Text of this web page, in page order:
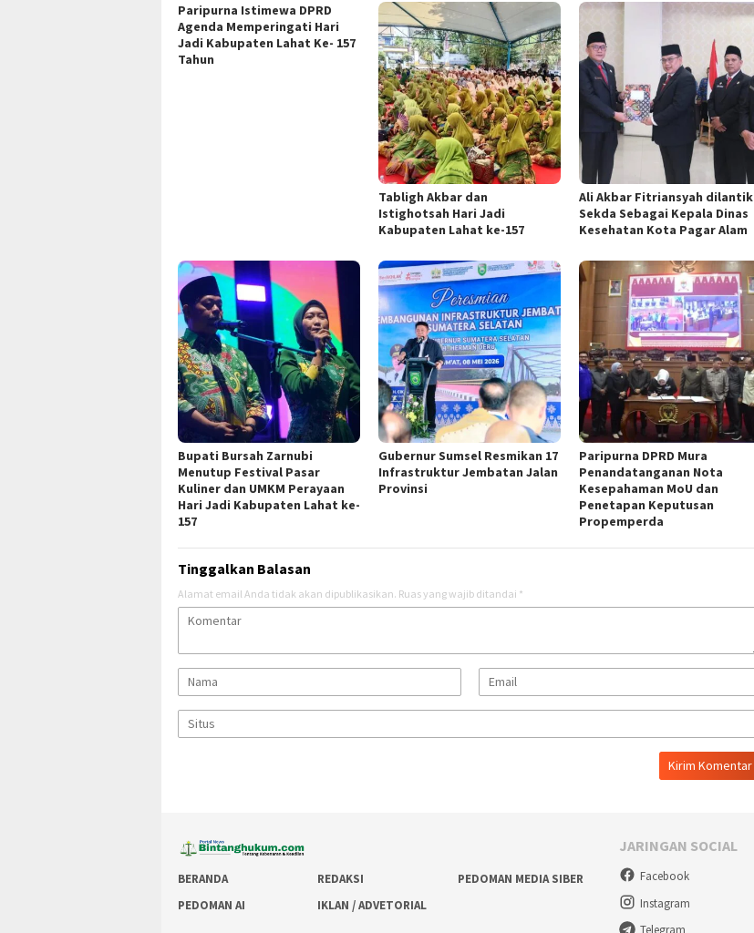
Paripurna Istimewa DPRD
Agenda Memperingati Hari
Jadi Kabupaten Lahat Ke- 157
Tahun
Tabligh Akbar dan
Istighotsah Hari Jadi
Kabupaten Lahat ke-157
Ali Akbar Fitriansyah dilantik
Sekda Sebagai Kepala Dinas
Kesehatan Kota Pagar Alam
Bupati Bursah Zarnubi
Menutup Festival Pasar
Kuliner dan UMKM Perayaan
Hari Jadi Kabupaten Lahat ke-
157
Gubernur Sumsel Resmikan 17
Infrastruktur Jembatan Jalan
Provinsi
Paripurna DPRD Mura
Penandatanganan Nota
Kesepahaman MoU dan
Penetapan Keputusan
Propemperda
Tinggalkan Balasan
Alamat email Anda tidak akan dipublikasikan. Ruas yang wajib ditandai *
BERANDA REDAKSI
PEDOMAN MEDIA SIBER
PEDOMAN AI
IKLAN / ADVETORIAL
JARINGAN SOCIAL
Facebook
Instagram